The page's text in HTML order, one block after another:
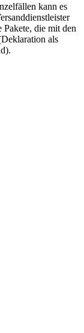
kann es
Pakete, die mit den
als